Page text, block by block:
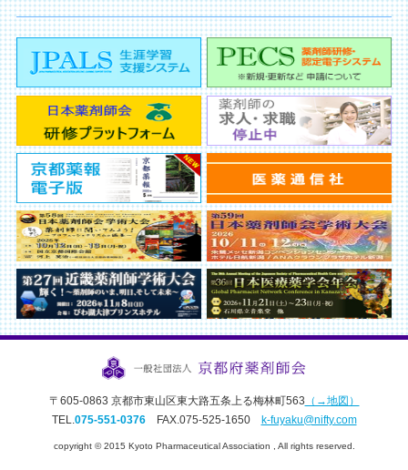
〒605-0863 京都市東山区東大路五条上る梅林町563 （→地図）
TEL.075-551-0376FAX.075-525-1650 k-fuyaku@nifty.com
copyright © 2015 Kyoto Pharmaceutical Association , All rights reserved.